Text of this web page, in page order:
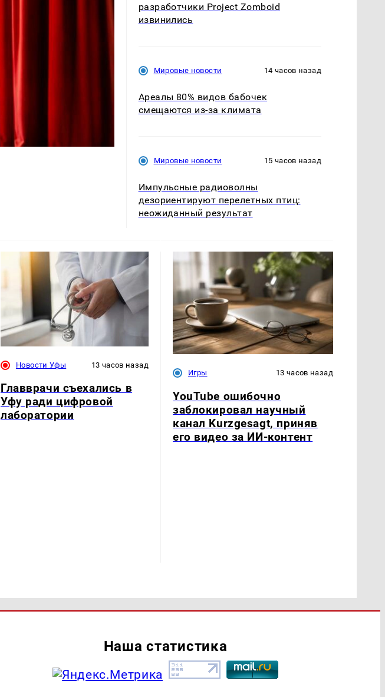
разработчики Project Zomboid
извинились
Мировые новости 14 часов назад
Ареалы 80% видов бабочек
смещаются из-за климата
Мировые новости 15 часов назад
Импульсные радиоволны
дезориентируют перелетных птиц:
неожиданный результат
Новости Уфы 13 часов назад
Главврачи съехались в
Уфу ради цифровой
лаборатории
Игры 13 часов назад
YouTube ошибочно
заблокировал научный
канал Kurzgesagt, приняв
его видео за ИИ-контент
Наша статистика